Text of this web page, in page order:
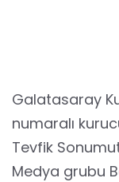
Galatasaray
numaralı
Tevfik
Medya grubu